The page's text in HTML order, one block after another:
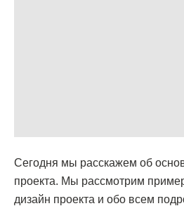
Сегодня мы расскажем об
проекта. Мы рассмотрим
дизайн проекта и обо всем